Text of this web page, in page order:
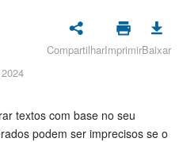
CompartilharImprimirBaixar
textos com base no seu
podem ser imprecisos se o